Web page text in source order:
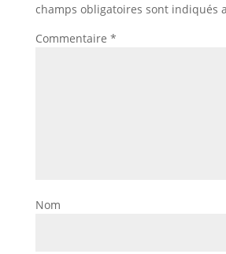
champs obligatoires sont indiqués
Commentaire *
Nom